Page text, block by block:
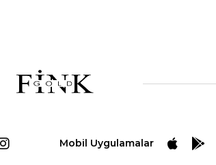
Mobil Uygulamalar